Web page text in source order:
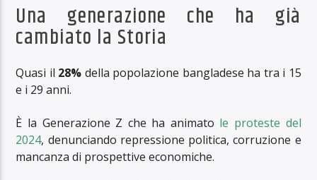
Una generazione che ha già
cambiato la Storia
Quasi il 28% della popolazione bangladese ha tra i 15
e i 29 anni.
È la Generazione Z che ha animato le proteste del
2024, denunciando repressione politica, corruzione e
mancanza di prospettive economiche.